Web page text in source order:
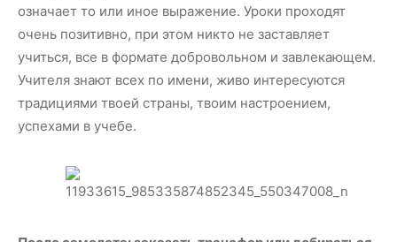
означает то или иное выражение. Уроки проходят
очень позитивно, при этом никто не заставляет
учиться, все в формате добровольном и завлекающем.
Учителя знают всех по имени, живо интересуются
традициями твоей страны, твоим настроением,
успехами в учебе.